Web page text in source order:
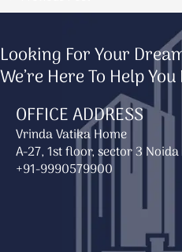
Looking For Your
We’re Here To Help
OFFICE ADDRESS
Vrinda Vatika Home
A-27, 1st floor, sector 3 Noida
+91-9990579900